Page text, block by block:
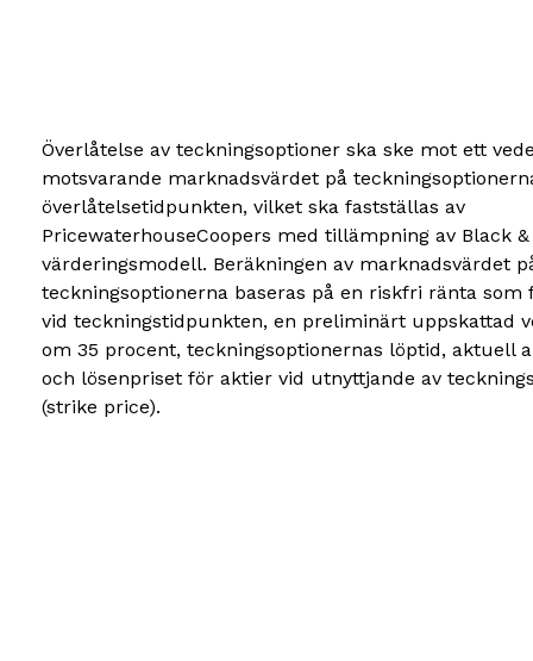
Överlåtelse av teckningsoptioner ska ske mot ett
motsvarande marknadsvärdet på
överlåtelsetidpunkten, vilket ska fastställas av
PricewaterhouseCoopers med tillämpning av Black
värderingsmodell. Beräkningen av marknadsvärdet
teckningsoptionerna baseras på en riskfri ränta som
vid teckningstidpunkten, en preliminärt uppskattad
om 35 procent, teckningsoptionernas löptid, aktuell
och lösenpriset för aktier vid utnyttjande av
(strike price).